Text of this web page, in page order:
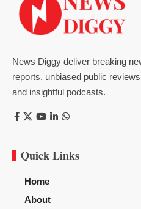
News Diggy deliver breaking
reports, unbiased public
and insightful podcasts.
Quick Links
Home
About